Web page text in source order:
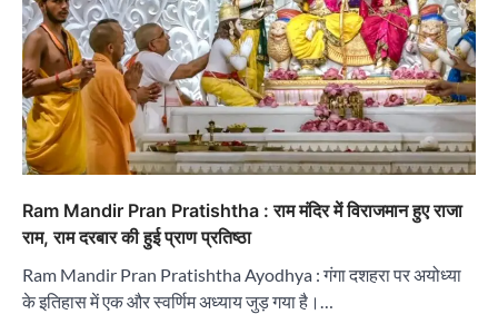
Ram Mandir Pran Pratishtha : राम मंदिर में विराजमान हुए राजा
राम, राम दरबार की हुई प्राण प्रतिष्ठा
Ram Mandir Pran Pratishtha Ayodhya : गंगा दशहरा पर अयोध्या
के इतिहास में एक और स्वर्णिम अध्याय जुड़ गया है।…